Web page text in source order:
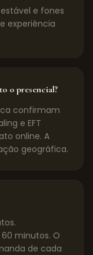
e fones
experiência
o presencial?
confirmam
e EFT
online. A
geográfica.
60 minutos. O
de cada